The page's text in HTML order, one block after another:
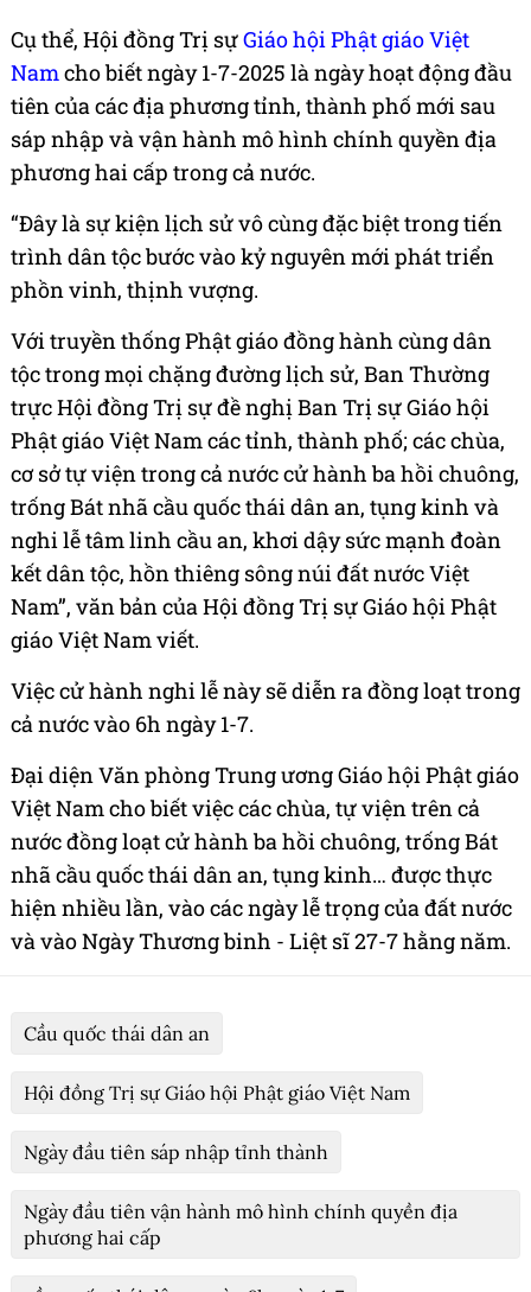
Cụ thể, Hội đồng Trị sựGiáo hội Phật giáo Việt
Namcho biết ngày 1-7-2025 là ngày hoạt động đầu
tiên của các địa phương tỉnh, thành phố mới sau
sáp nhập và vận hành mô hình chính quyền địa
phương hai cấp trong cả nước.
“Đây là sự kiện lịch sử vô cùng đặc biệt trong tiến
trình dân tộc bước vào kỷ nguyên mới phát triển
phồn vinh, thịnh vượng.
Với truyền thống Phật giáo đồng hành cùng dân
tộc trong mọi chặng đường lịch sử, Ban Thường
trực Hội đồng Trị sự đề nghị Ban Trị sự Giáo hội
Phật giáo Việt Nam các tỉnh, thành phố; các chùa,
cơ sở tự viện trong cả nước cử hành ba hồi chuông,
trống Bát nhã cầu quốc thái dân an, tụng kinh và
nghi lễ tâm linh cầu an, khơi dậy sức mạnh đoàn
kết dân tộc, hồn thiêng sông núi đất nước Việt
Nam”, văn bản của Hội đồng Trị sự Giáo hội Phật
giáo Việt Nam viết.
Việc cử hành nghi lễ này sẽ diễn ra đồng loạt trong
cả nước vào 6h ngày 1-7.
Đại diện Văn phòng Trung ương Giáo hội Phật giáo
Việt Nam cho biết việc các chùa, tự viện trên cả
nước đồng loạt cử hành ba hồi chuông, trống Bát
nhã cầu quốc thái dân an, tụng kinh… được thực
hiện nhiều lần, vào các ngày lễ trọng của đất nước
và vào Ngày Thương binh - Liệt sĩ 27-7 hằng năm.
Cầu quốc thái dân an
Hội đồng Trị sự Giáo hội Phật giáo Việt Nam
Ngày đầu tiên sáp nhập tỉnh thành
Ngày đầu tiên vận hành mô hình chính quyền địa
phương hai cấp